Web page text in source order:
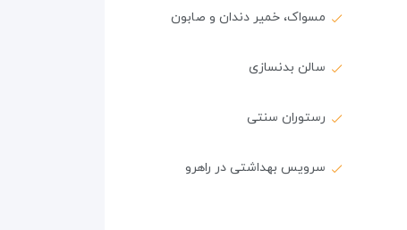
مسواک، خمیر دندان و صابون
سالن بدنسازی
رستوران سنتی
سرویس بهداشتی در راهرو